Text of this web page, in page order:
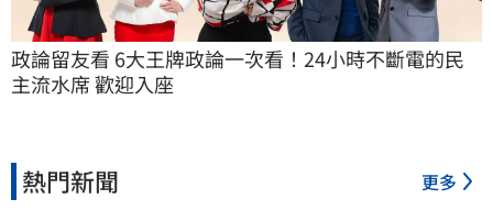
政論留友看 6大王牌政論一次看！24小時不斷電的民
主流水席 歡迎入座
熱門新聞 更多